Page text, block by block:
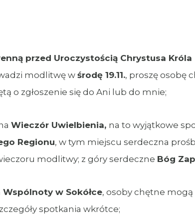
przed Uroczystością Chrystusa Króla
modlitwę w środę 19.11., proszę osobę
o zgłoszenie się do Ani lub do mnie;
Wieczór Uwielbienia, na to wyjątkowe
Regionu, w tym miejscu serdeczna
modlitwy; z góry serdeczne Bóg
Wspólnoty w Sokółce, osoby chętne mogą
spotkania wkrótce;